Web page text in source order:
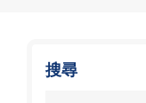
搜尋